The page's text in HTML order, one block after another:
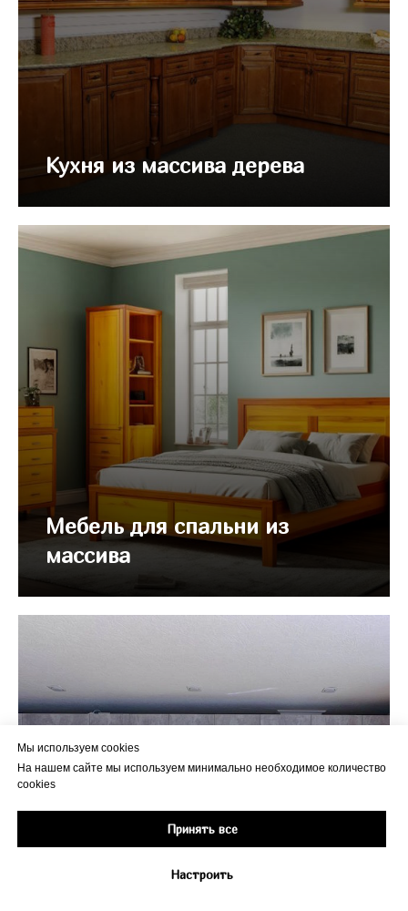
Кухня из массива дерева
Мебель для спальни из
массива
Мы используем cookies
На нашем сайте мы используем минимально необходимое количество
cookies
Принять все
Настроить